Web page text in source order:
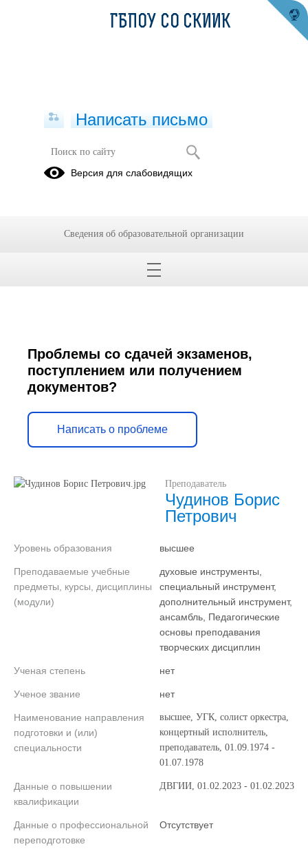
Проблемы со сдачей экзаменов,
поступлением или получением
документов?
Написать о проблеме
Преподаватель
Чудинов Борис
Петрович
Уровень образования высшее
Преподаваемые учебные
предметы, курсы, дисциплины
(модули)
духовые инструменты,
специальный инструмент,
дополнительный инструмент,
ансамбль, Педагогические
основы преподавания
творческих дисциплин
Ученая степень нет
Ученое звание нет
Наименование направления
подготовки и (или)
специальности
высшее, УГК, солист оркестра,
концертный исполнитель,
преподаватель, 01.09.1974 -
01.07.1978
Данные о повышении
квалификации
ДВГИИ, 01.02.2023 - 01.02.2023
Данные о профессиональной
переподготовке
Отсутствует
ГБПОУ СО СКИИК
Написать письмо
Версия для слабовидящих
Сведения об образовательной организации